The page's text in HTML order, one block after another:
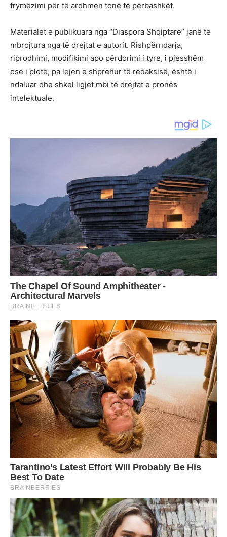
frymëzimi për të ardhmen tonë të përbashkët.
Materialet e publikuara nga “Diaspora Shqiptare” janë të
mbrojtura nga të drejtat e autorit. Rishpërndarja,
riprodhimi, modifikimi apo përdorimi i tyre, i pjesshëm
ose i plotë, pa lejen e shprehur të redaksisë, është i
ndaluar dhe shkel ligjet mbi të drejtat e pronës
intelektuale.